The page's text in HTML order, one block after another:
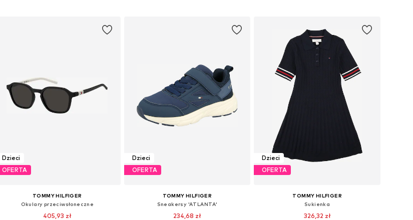
Dzieci
OFERTA
TOMMY HILFIGER
Okulary przeciwsłoneczne
405,93 zł
Dzieci
OFERTA
TOMMY HILFIGER
Sneakersy 'ATLANTA'
234,68 zł
Dzieci
OFERTA
TOMMY HILFIGER
Sukienka
326,32 zł